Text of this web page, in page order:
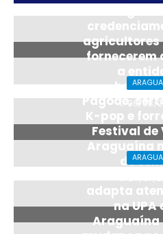
agricultores
fornecerem
a
06/08/
Pagode,
K-pop e
Festival de
Araguaína
de
24/07/
adapta
na UPA
Araguaína